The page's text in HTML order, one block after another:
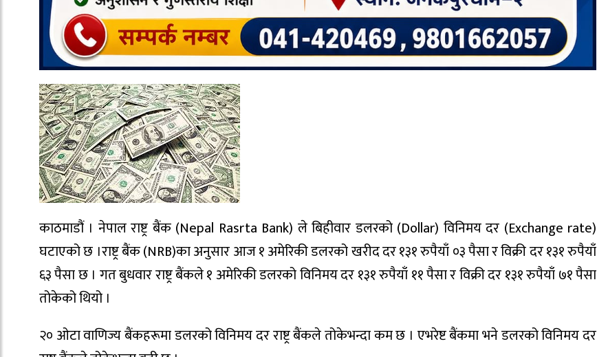
काठमाडौं । नेपाल राष्ट्र बैंक (Nepal Rasrta Bank) ले बिहीवार डलरको (Dollar) विनिमय दर (Exchange rate)
घटाएको छ ।राष्ट्र बैंक (NRB)का अनुसार आज १ अमेरिकी डलरको खरीद दर १३१ रुपैयाँ ०३ पैसा र विक्री दर १३१ रुपैयाँ
६३ पैसा छ । गत बुधवार राष्ट्र बैंकले १ अमेरिकी डलरको विनिमय दर १३१ रुपैयाँ ११ पैसा र विक्री दर १३१ रुपैयाँ ७१ पैसा
तोकेको थियो ।
२० ओटा वाणिज्य बैंकहरूमा डलरको विनिमय दर राष्ट्र बैंकले तोकेभन्दा कम छ । एभरेष्ट बैंकमा भने डलरको विनिमय दर